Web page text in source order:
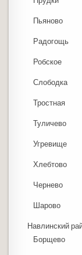
Пьяново
Радогощь
Робское
Слободка
Тростная
Туличево
Угревище
Хлебтово
Чернево
Шарово
Навлинский
Борщево